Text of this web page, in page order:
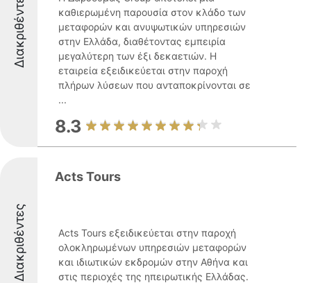
Διακριθέντες
καθιερωμένη παρουσία στον κλάδο των
μεταφορών και ανυψωτικών υπηρεσιών
στην Ελλάδα, διαθέτοντας εμπειρία
μεγαλύτερη των έξι δεκαετιών. Η
εταιρεία εξειδικεύεται στην παροχή
πλήρων λύσεων που ανταποκρίνονται σε
...
8.3
Διακριθέντες
Acts Tours
Acts Tours εξειδικεύεται στην παροχή
ολοκληρωμένων υπηρεσιών μεταφορών
και ιδιωτικών εκδρομών στην Αθήνα και
στις περιοχές της ηπειρωτικής Ελλάδας.